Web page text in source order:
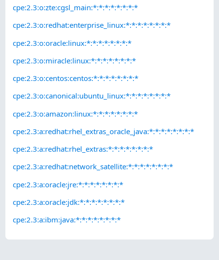
cpe:2.3:o:zte:cgsl_main:*:*:*:*:*:*:*:*
cpe:2.3:o:redhat:enterprise_linux:*:*:*:*:*:*:*:*
cpe:2.3:o:oracle:linux:*:*:*:*:*:*:*:*
cpe:2.3:o:miracle:linux:*:*:*:*:*:*:*:*
cpe:2.3:o:centos:centos:*:*:*:*:*:*:*:*
cpe:2.3:o:canonical:ubuntu_linux:*:*:*:*:*:*:*:*
cpe:2.3:o:amazon:linux:*:*:*:*:*:*:*:*
cpe:2.3:a:redhat:rhel_extras_oracle_java:*:*:*:*:*:*:*:*
cpe:2.3:a:redhat:rhel_extras:*:*:*:*:*:*:*:*
cpe:2.3:a:redhat:network_satellite:*:*:*:*:*:*:*:*
cpe:2.3:a:oracle:jre:*:*:*:*:*:*:*:*
cpe:2.3:a:oracle:jdk:*:*:*:*:*:*:*:*
cpe:2.3:a:ibm:java:*:*:*:*:*:*:*:*